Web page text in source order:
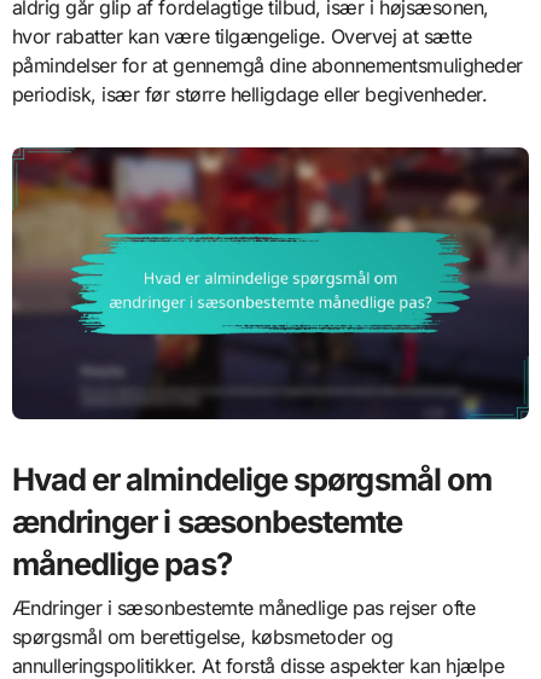
aldrig går glip af fordelagtige tilbud, især i højsæsonen,
hvor rabatter kan være tilgængelige. Overvej at sætte
påmindelser for at gennemgå dine abonnementsmuligheder
periodisk, især før større helligdage eller begivenheder.
Hvad er almindelige spørgsmål om
ændringer i sæsonbestemte
månedlige pas?
Ændringer i sæsonbestemte månedlige pas rejser ofte
spørgsmål om berettigelse, købsmetoder og
annulleringspolitikker. At forstå disse aspekter kan hjælpe